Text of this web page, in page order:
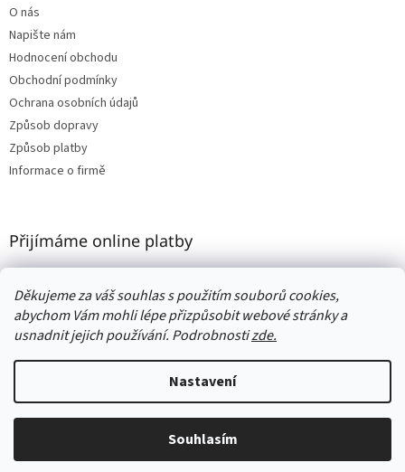
Děkujeme za váš souhlas s použitím souborů cookies,
abychom Vám mohli lépe přizpůsobit webové stránky a
usnadnit jejich používání. Podrobnostizde.
Nastavení
Souhlasím
O nás
Napište nám
Hodnocení obchodu
Obchodní podmínky
Ochrana osobních údajů
Způsob dopravy
Způsob platby
Informace o firmě
Přijímáme online platby
Vytvořil Shoptet
Copyright 2026Woodness. Všechna práva vyhrazena.Upravit
nastavení cookies